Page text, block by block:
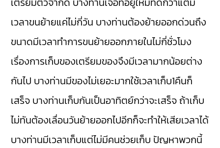
เวลาขนย้ายแค่ไม่กี่วัน บางท่านต้องย้ายออกด่วนถึง
ขนาดมีเวลาทำการขนย้ายออกภายในไม่กี่ชั่วโมง
เรื่องการเก็บของเตรียมของจึงมีเวลามากน้อยต่าง
กันไป บางท่านมีของไม่เยอะมากใช้เวลาเก็บ1คืนก็
เสร็จ บางท่านเก็บกันเป็นอาทิตย์กว่าจะเสร็จ ถ้าเก็บ
ไม่ทันต้องเลื่อนวันย้ายออกไปอีกก็จะทำให้เสียเวลาได้
บางท่านมีเวลาเก็บแต่ไม่มีคนช่วยเก็บ ปัญหาพวกนี้